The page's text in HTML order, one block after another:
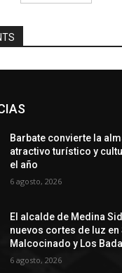
Barbate convierte la
atractivo turístico y
el año
6 agosto, 2026
El alcalde de Medina
nuevos cortes de luz en
Malcocinado y Los
6 agosto, 2026